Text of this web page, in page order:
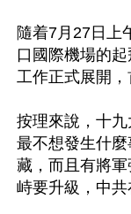
隨着7月27日上
口國際機場的
工作正式展開，
按理來說，十
最不想發生什
藏，而且有將
峙要升級，中共